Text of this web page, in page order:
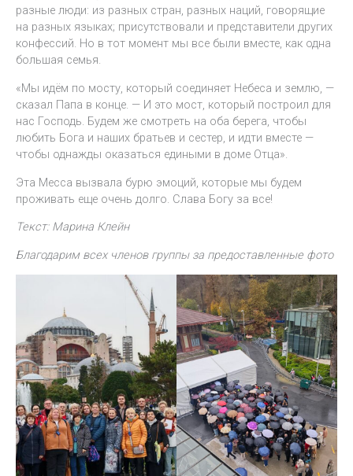
разные люди: из разных стран, разных наций, говорящие
на разных языках; присутствовали и представители других
конфессий. Но в тот момент мы все были вместе, как одна
большая семья.
«Мы идём по мосту, который соединяет Небеса и землю, —
сказал Папа в конце. — И это мост, который построил для
нас Господь. Будем же смотреть на оба берега, чтобы
любить Бога и наших братьев и сестер, и идти вместе —
чтобы однажды оказаться едиными в доме Отца».
Эта Месса вызвала бурю эмоций, которые мы будем
проживать еще очень долго. Слава Богу за все!
Текст: Марина Клейн
Благодарим всех членов группы за предоставленные фото